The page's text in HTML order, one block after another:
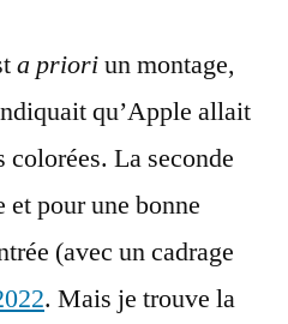
MagSafe
en
couleurs
?
a prioriun montage,
qu’Apple allait
colorées. La seconde
pour une bonne
(avec un cadrage
. Mais je trouve la